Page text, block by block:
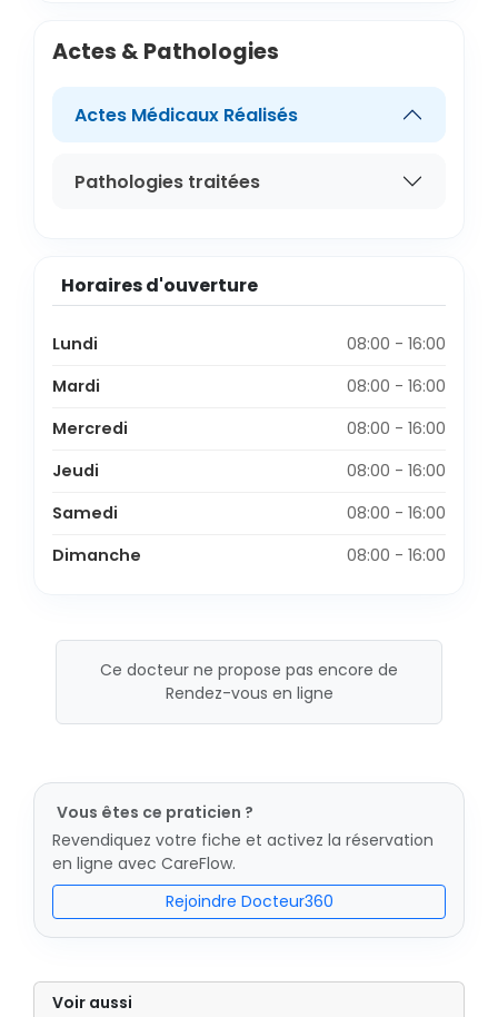
Actes & Pathologies
Actes Médicaux Réalisés
Pathologies traitées
Horaires d'ouverture
Lundi
08:00 - 16:00
Mardi
08:00 - 16:00
Mercredi
08:00 - 16:00
Jeudi
08:00 - 16:00
Samedi
08:00 - 16:00
Dimanche
08:00 - 16:00
Ce docteur ne propose pas encore de
Rendez-vous en ligne
Vous êtes ce praticien ?
Revendiquez votre fiche et activez la réservation
en ligne avec CareFlow.
Rejoindre Docteur360
Voir aussi